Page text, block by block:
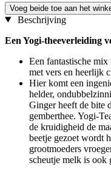
Voeg beide toe aan het
Beschrijving
Een Yogi-theeverleiding
Een fantastische
met vers en heerlijk
Hier komt een
helder,
Ginger heeft de bite
gemberthee. Yogi-
de kruidigheid de
beetje gezoet wordt
grootmoeders
scheutje melk is